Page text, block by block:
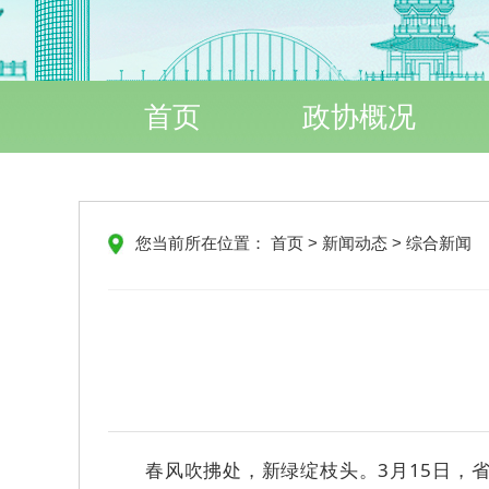
首页 政协概况
您当前所在位置： 首页 > 新闻动态 > 综合新闻
春风吹拂处，新绿绽枝头。3月15日，